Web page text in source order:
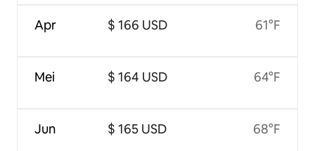
Apr
Mei
Jun
$ 166 USD
$ 164 USD
$ 165 USD
61°F
64°F
68°F